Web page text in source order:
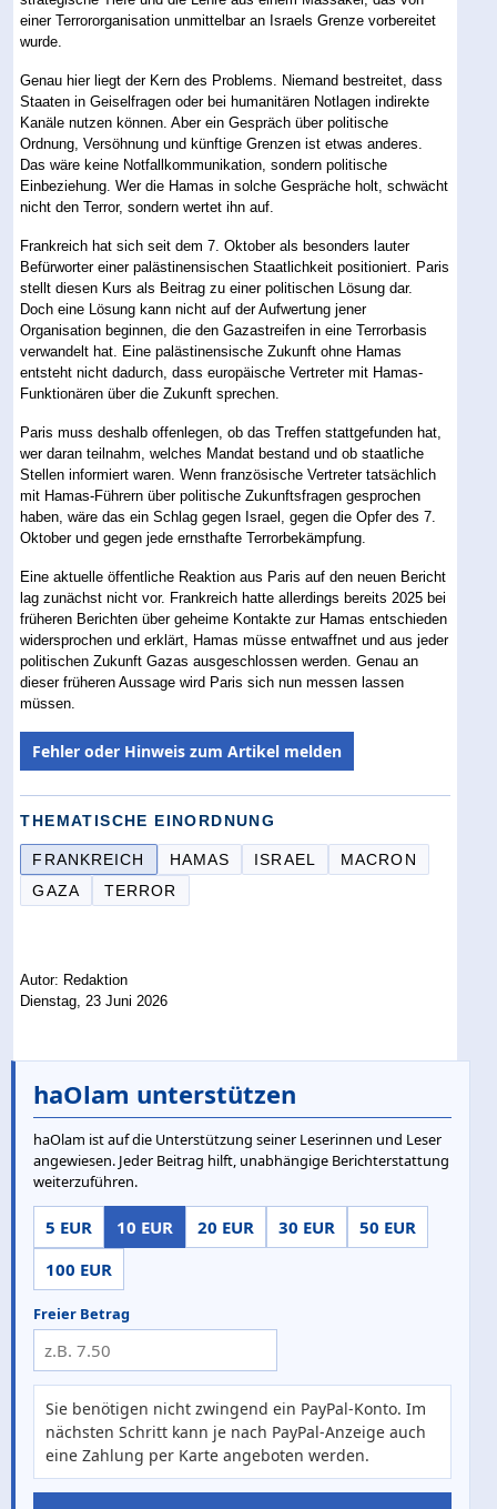
einer Terrororganisation unmittelbar an Israels Grenze vorbereitet
wurde.
Genau hier liegt der Kern des Problems. Niemand bestreitet, dass
Staaten in Geiselfragen oder bei humanitären Notlagen indirekte
Kanäle nutzen können. Aber ein Gespräch über politische
Ordnung, Versöhnung und künftige Grenzen ist etwas anderes.
Das wäre keine Notfallkommunikation, sondern politische
Einbeziehung. Wer die Hamas in solche Gespräche holt, schwächt
nicht den Terror, sondern wertet ihn auf.
Frankreich hat sich seit dem 7. Oktober als besonders lauter
Befürworter einer palästinensischen Staatlichkeit positioniert. Paris
stellt diesen Kurs als Beitrag zu einer politischen Lösung dar.
Doch eine Lösung kann nicht auf der Aufwertung jener
Organisation beginnen, die den Gazastreifen in eine Terrorbasis
verwandelt hat. Eine palästinensische Zukunft ohne Hamas
entsteht nicht dadurch, dass europäische Vertreter mit Hamas-
Funktionären über die Zukunft sprechen.
Paris muss deshalb offenlegen, ob das Treffen stattgefunden hat,
wer daran teilnahm, welches Mandat bestand und ob staatliche
Stellen informiert waren. Wenn französische Vertreter tatsächlich
mit Hamas-Führern über politische Zukunftsfragen gesprochen
haben, wäre das ein Schlag gegen Israel, gegen die Opfer des 7.
Oktober und gegen jede ernsthafte Terrorbekämpfung.
Eine aktuelle öffentliche Reaktion aus Paris auf den neuen Bericht
lag zunächst nicht vor. Frankreich hatte allerdings bereits 2025 bei
früheren Berichten über geheime Kontakte zur Hamas entschieden
widersprochen und erklärt, Hamas müsse entwaffnet und aus jeder
politischen Zukunft Gazas ausgeschlossen werden. Genau an
dieser früheren Aussage wird Paris sich nun messen lassen
müssen.
Fehler oder Hinweis zum Artikel melden
THEMATISCHE EINORDNUNG
FRANKREICH HAMAS ISRAEL
MACRON
GAZA
TERROR
Autor: Redaktion
Dienstag, 23 Juni 2026
haOlam unterstützen
haOlam ist auf die Unterstützung seiner Leserinnen und Leser
angewiesen. Jeder Beitrag hilft, unabhängige Berichterstattung
weiterzuführen.
5 EUR 10 EUR 20 EUR 30 EUR
50 EUR
100 EUR
Freier Betrag
Sie benötigen nicht zwingend ein PayPal-Konto. Im
nächsten Schritt kann je nach PayPal-Anzeige auch
eine Zahlung per Karte angeboten werden.